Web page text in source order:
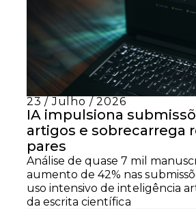
23 / Julho / 2026
IA impulsiona
artigos e sobrecarrega
pares
Análise de quase 7 mil
aumento de 42% nas
uso intensivo de inteligência
da escrita científica